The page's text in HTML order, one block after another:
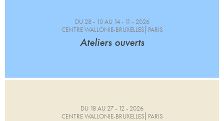
DU 28 - 10 AU 14 - 11 - 2026
CENTRE WALLONIE-BRUXELLES⎜PARIS
Ateliers ouverts
DU 18 AU 27 - 12 - 2026
CENTRE WALLONIE-BRUXELLES⎜PARIS